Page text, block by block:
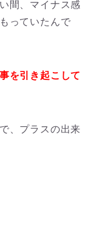
間、マイナス感
っていたんで
を引き起こして
、プラスの出来